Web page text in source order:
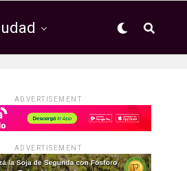
ADVERTISEMENT
ADVERTISEMENT